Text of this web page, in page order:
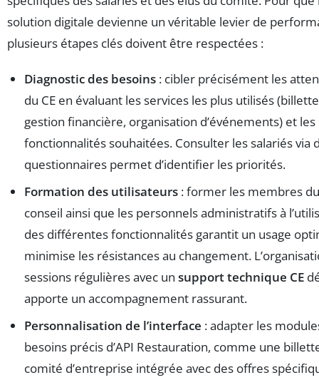
solution digitale devienne un véritable levier de
plusieurs étapes clés doivent être respectées :
Diagnostic des besoins : cibler précisément les
du CE en évaluant les services les plus utilisés
gestion financière, organisation d’événements) et les
fonctionnalités souhaitées. Consulter les salariés via
questionnaires permet d’identifier les priorités.
Formation des utilisateurs : former les membres du
conseil ainsi que les personnels administratifs à
des différentes fonctionnalités garantit un usage
minimise les résistances au changement.
sessions régulières avec un support technique CE
apporte un accompagnement rassurant.
Personnalisation de l’interface : adapter les
besoins précis d’API Restauration, comme une
comité d’entreprise intégrée avec des offres